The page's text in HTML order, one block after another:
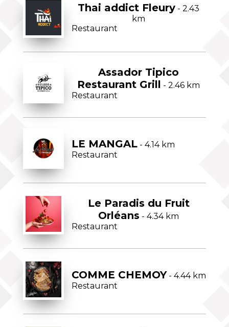
Thai addict Fleury - 2.43
km
Restaurant
Assador Tipico
Restaurant Grill - 2.46 km
Restaurant
LE MANGAL- 4.14 km
Restaurant
Le Paradis du Fruit
Orléans - 4.34 km
Restaurant
COMME CHEMOY- 4.44 km
Restaurant